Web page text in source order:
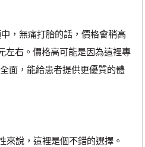
無痛打胎的話，價格會稍高
左右。價格高可能是因為這裡專
面，能給患者提供更優質的體
說，這裡是個不錯的選擇。